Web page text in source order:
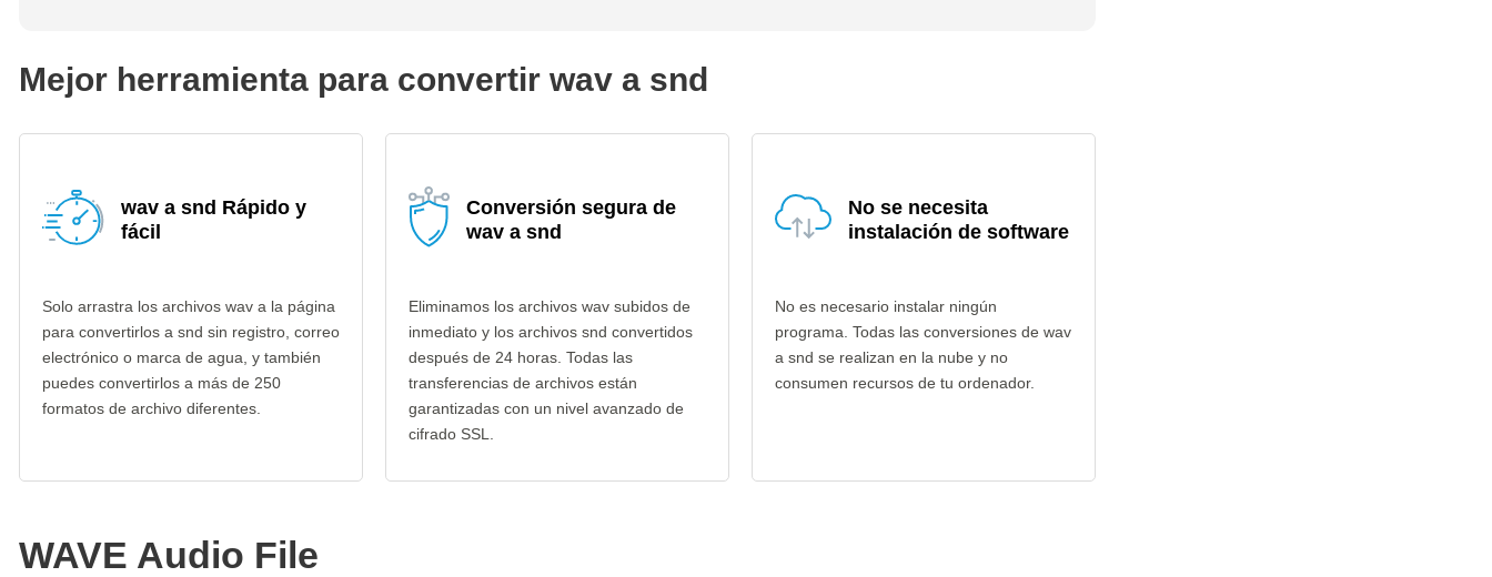
Mejor herramienta para convertir wav a snd
wav a snd Rápido y
fácil
Solo arrastra los archivos wav a la página
para convertirlos a snd sin registro, correo
electrónico o marca de agua, y también
puedes convertirlos a más de 250
formatos de archivo diferentes.
Conversión segura de
wav a snd
Eliminamos los archivos wav subidos de
inmediato y los archivos snd convertidos
después de 24 horas. Todas las
transferencias de archivos están
garantizadas con un nivel avanzado de
cifrado SSL.
No se necesita
instalación de software
No es necesario instalar ningún
programa. Todas las conversiones de wav
a snd se realizan en la nube y no
consumen recursos de tu ordenador.
WAVE Audio File